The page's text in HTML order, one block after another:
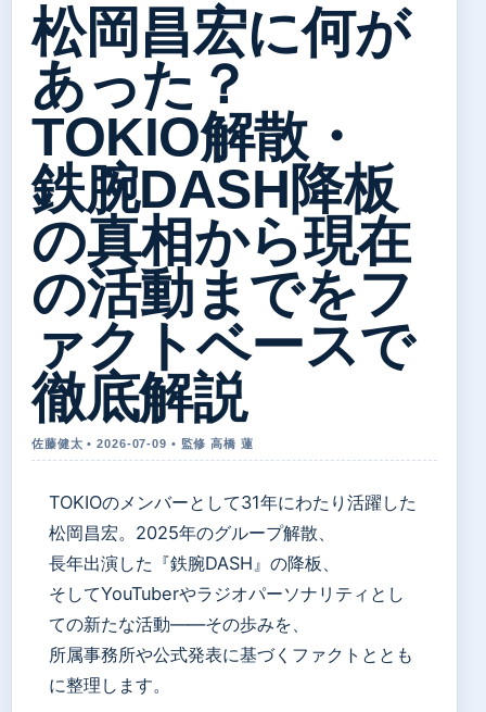
松岡昌宏に何が
あった？
TOKIO解散・
鉄腕DASH降板
の真相から現在
の活動までをフ
ァクトベースで
徹底解説
佐藤健太 • 2026-07-09 • 監修 高橋 蓮
TOKIOのメンバーとして31年にわたり活躍した
松岡昌宏。2025年のグループ解散、
長年出演した『鉄腕DASH』の降板、
そしてYouTuberやラジオパーソナリティとし
ての新たな活動——その歩みを、
所属事務所や公式発表に基づくファクトととも
に整理します。